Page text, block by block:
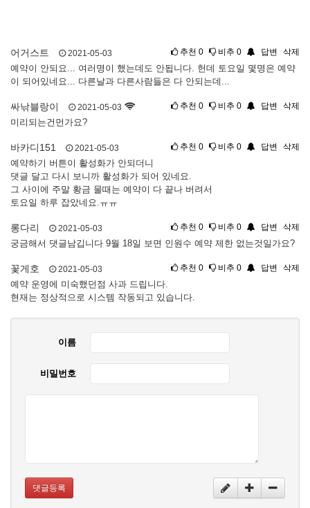
어거스트 2021-05-03 추천 0 비추 0 답변 삭제
예약이 안되요... 여러명이 했는데도 안됩니다. 헌데 토요일 몇명은 예약
이 되어있네요... 다른날과 다른사람들은 다 안되는데...
싸낚블랑이 2021-05-03 추천 0 비추 0 답변 삭제
미리되는건먼가요?
바카디151 2021-05-03 추천 0 비추 0 답변 삭제
예약하기 버튼이 활성화가 안되더니
댓글 달고 다시 보니까 활성화가 되어 있네요.
그 사이에 주말 황금 물때는 예약이 다 끝나 버려서
토요일 하루 잡았네요.ㅠㅠ
롱다리 2021-05-03 추천 0 비추 0 답변 삭제
궁금해서 댓글남깁니다 9월 18일 보면 인원수 예약 제한 없는것일가요?
꽃게호 2021-05-03 추천 0 비추 0 답변 삭제
예약 운영에 미숙했던점 사과 드립니다.
현재는 정상적으로 시스템 작동되고 있습니다.
이름
비밀번호
댓글등록